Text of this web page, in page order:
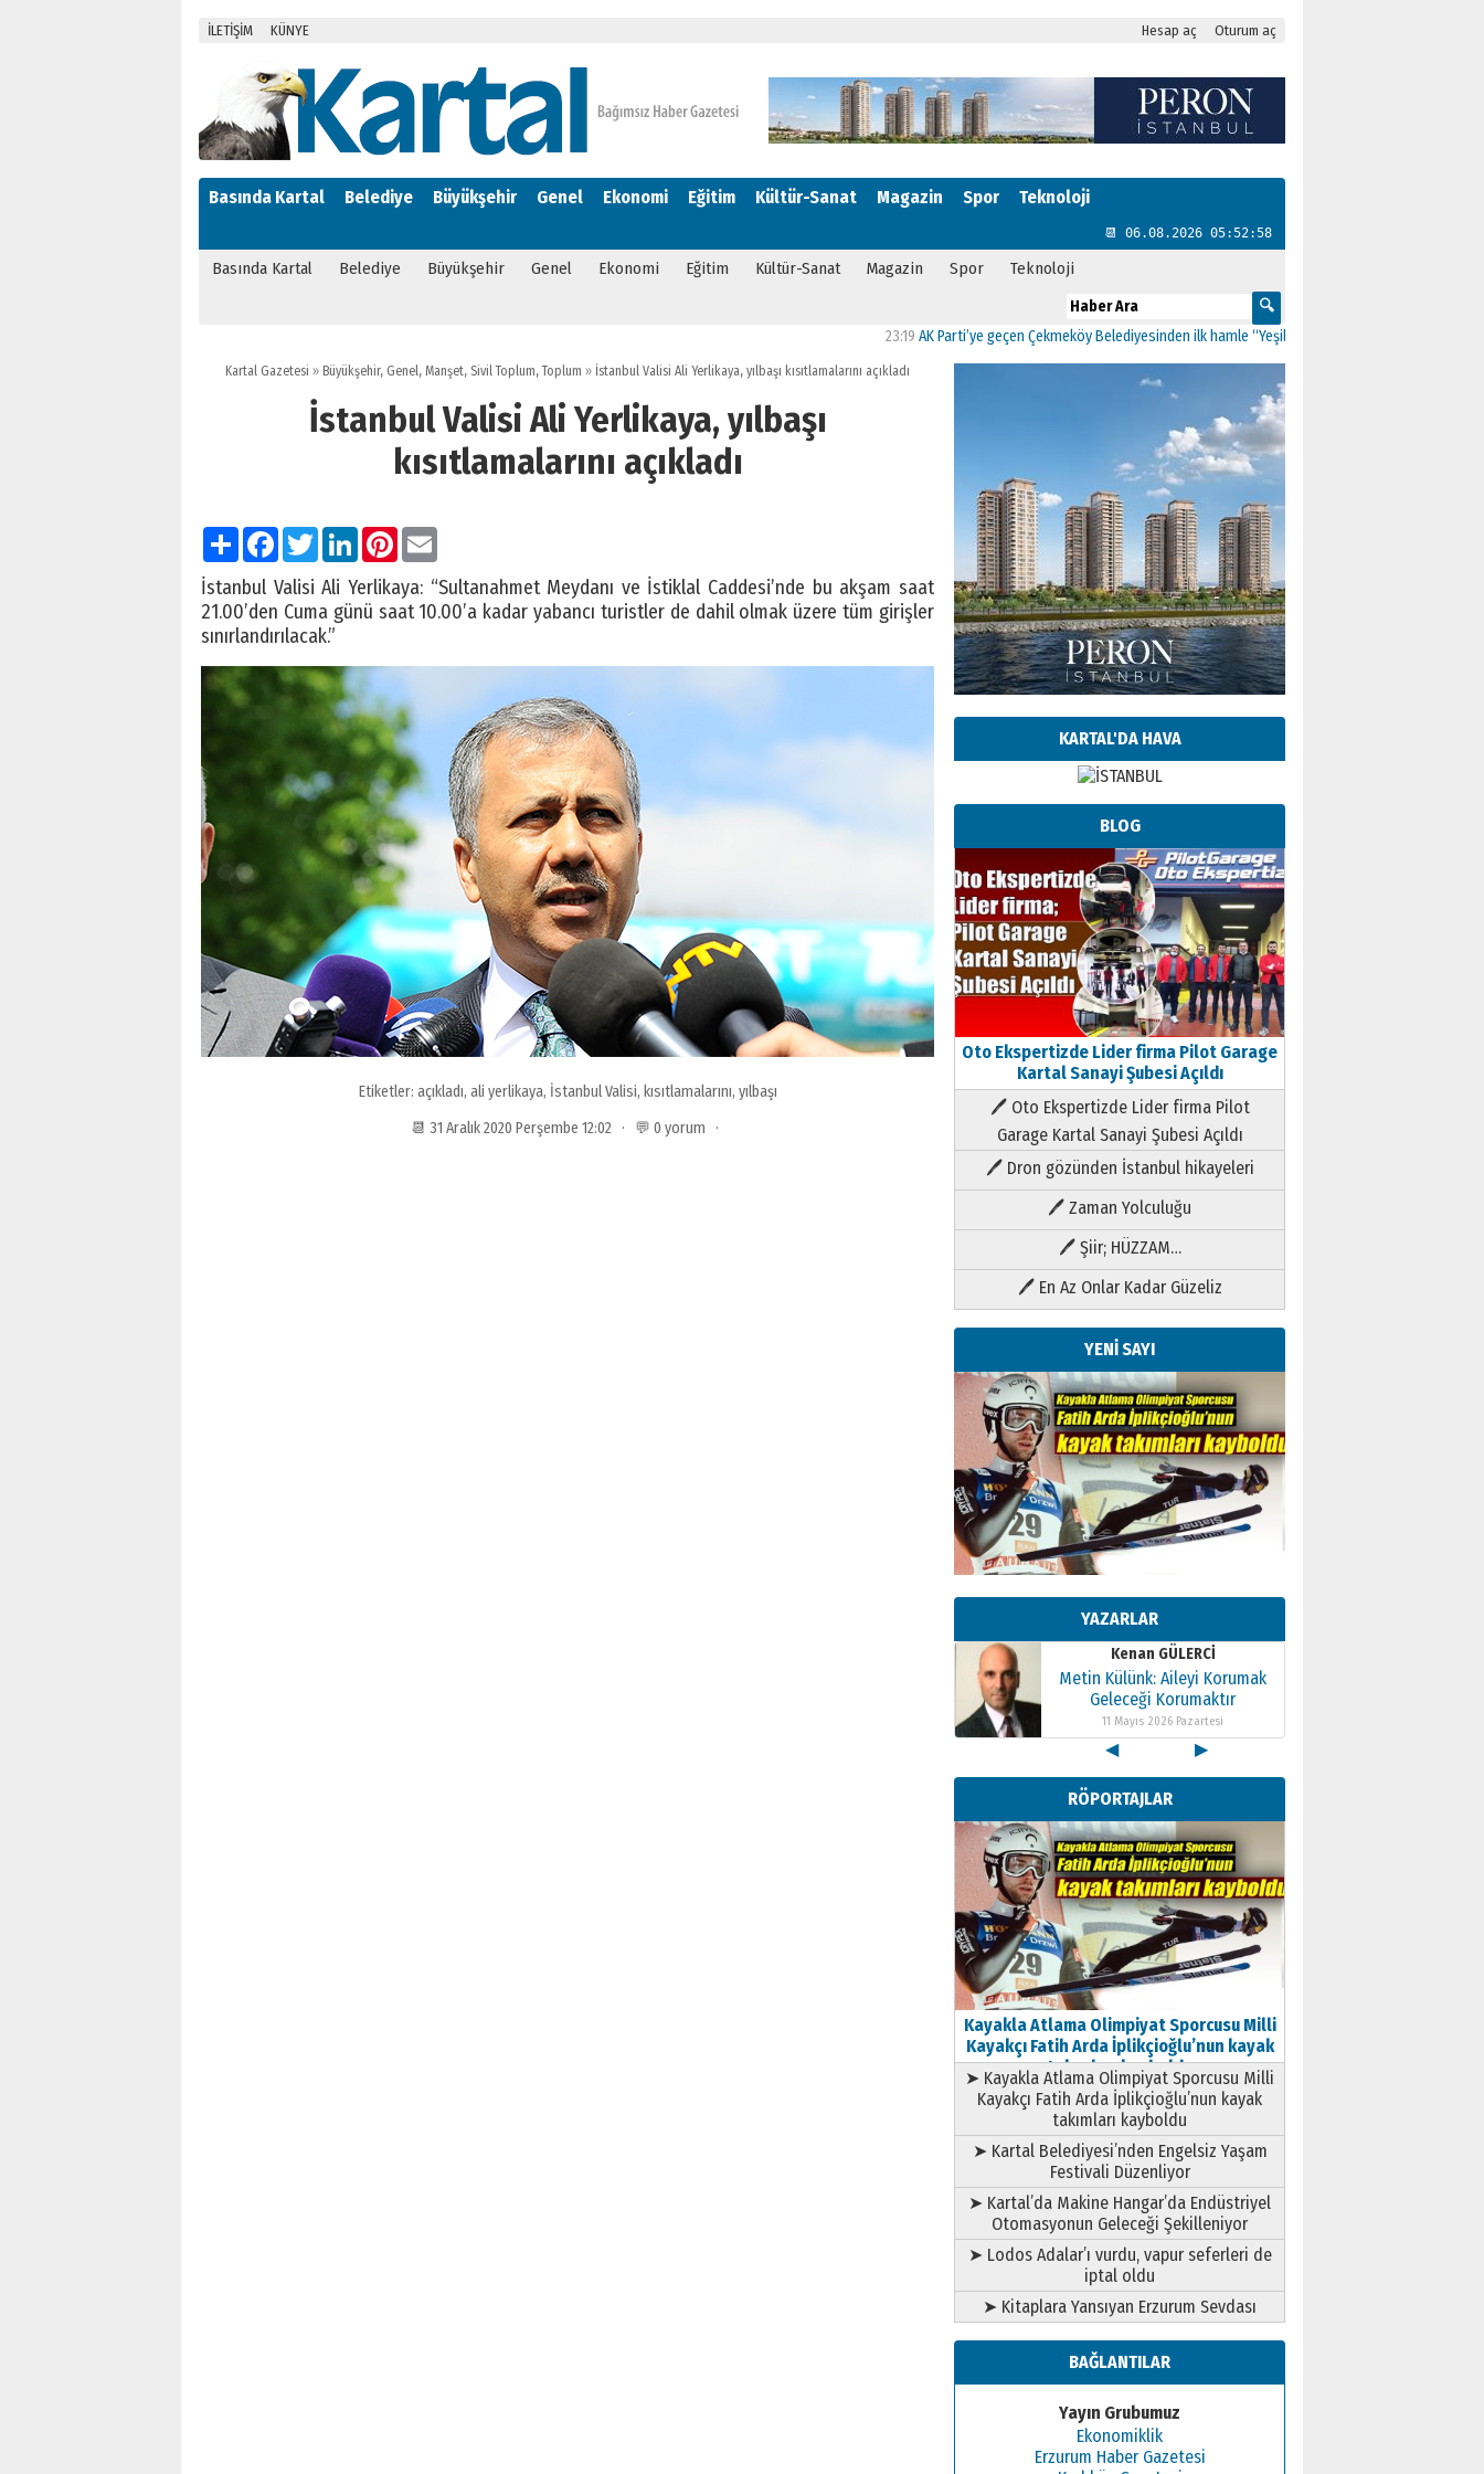
İLETİŞİM KÜNYE Hesap aç Oturum aç
Basında Kartal Belediye Büyükşehir Genel Ekonomi Eğitim Kültür-Sanat Magazin Spor Teknoloji
📆 06.08.2026 05:52:58
Basında Kartal Belediye Büyükşehir Genel Ekonomi Eğitim Kültür-Sanat Magazin Spor Teknoloji
AK Parti’ye geçen Çekmeköy Belediyesinden ilk hamle “Yeşil Yol Projesi”
Kartal Gazetesi » Büyükşehir, Genel, Manşet, Sivil Toplum,Toplum » İstanbul Valisi Ali Yerlikaya, yılbaşı kısıtlamalarını açıkladı
İstanbul Valisi Ali Yerlikaya, yılbaşı
kısıtlamalarını açıkladı
PaylaşFacebook
TwitterLinkedInPinterest
İstanbul Valisi Ali Yerlikaya: “Sultanahmet Meydanı ve İstiklal Caddesi’nde bu akşam saat
21.00’den Cuma günü saat 10.00’a kadar yabancı turistler de dahil olmak üzere tüm girişler
sınırlandırılacak.”
Etiketler: açıkladı, ali yerlikaya, İstanbul Valisi, kısıtlamalarını, yılbaşı
📆 31 Aralık 2020 Perşembe 12:02 · 💬 0 yorum ·
KARTAL'DA HAVA
BLOG
Oto Ekspertizde Lider firma Pilot Garage
Kartal Sanayi Şubesi Açıldı
🖊 Oto Ekspertizde Lider firma Pilot
Garage Kartal Sanayi Şubesi Açıldı
🖊 Dron gözünden İstanbul hikayeleri
🖊 Zaman Yolculuğu
🖊 Şiir; HÜZZAM…
🖊 En Az Onlar Kadar Güzeliz
YENİ SAYI
YAZARLAR
Kenan GÜLERCİ
Metin Külünk: Aileyi Korumak
Geleceği Korumaktır
11 Mayıs 2026 Pazartesi
Kenan GÜLERCİ
Metin Külünk: Aileyi Korumak
Geleceği Korumaktır
11 Mayıs 2026 Pazartesi
Kenan GÜLERCİ
Metin Külünk: Aileyi Korumak
Geleceği Korumaktır
11 Mayıs 2026 Pazartesi
◀ ▶
RÖPORTAJLAR
Kayakla Atlama Olimpiyat Sporcusu Milli
Kayakçı Fatih Arda İplikçioğlu’nun kayak
takımları kayboldu
➤ Kayakla Atlama Olimpiyat Sporcusu Milli
Kayakçı Fatih Arda İplikçioğlu’nun kayak
takımları kayboldu
➤ Kartal Belediyesi’nden Engelsiz Yaşam
Festivali Düzenliyor
➤ Kartal’da Makine Hangar’da Endüstriyel
Otomasyonun Geleceği Şekilleniyor
➤ Lodos Adalar’ı vurdu, vapur seferleri de
iptal oldu
➤ Kitaplara Yansıyan Erzurum Sevdası
BAĞLANTILAR
Yayın Grubumuz
Ekonomiklik
Erzurum Haber Gazetesi